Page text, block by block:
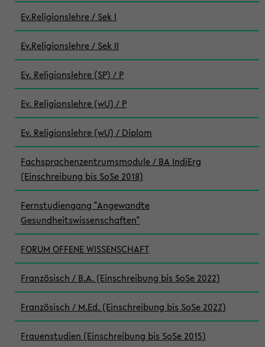
Ev.Religionslehre / Sek I
Ev.Religionslehre / Sek II
Ev. Religionslehre (SP) / P
Ev. Religionslehre (wU) / P
Ev. Religionslehre (wU) / Diplom
Fachsprachenzentrumsmodule / BA IndiErg
(Einschreibung bis SoSe 2018)
Fernstudiengang "Angewandte
Gesundheitswissenschaften"
FORUM OFFENE WISSENSCHAFT
Französisch / B.A. (Einschreibung bis SoSe 2022)
Französisch / M.Ed. (Einschreibung bis SoSe 2022)
Frauenstudien (Einschreibung bis SoSe 2015)